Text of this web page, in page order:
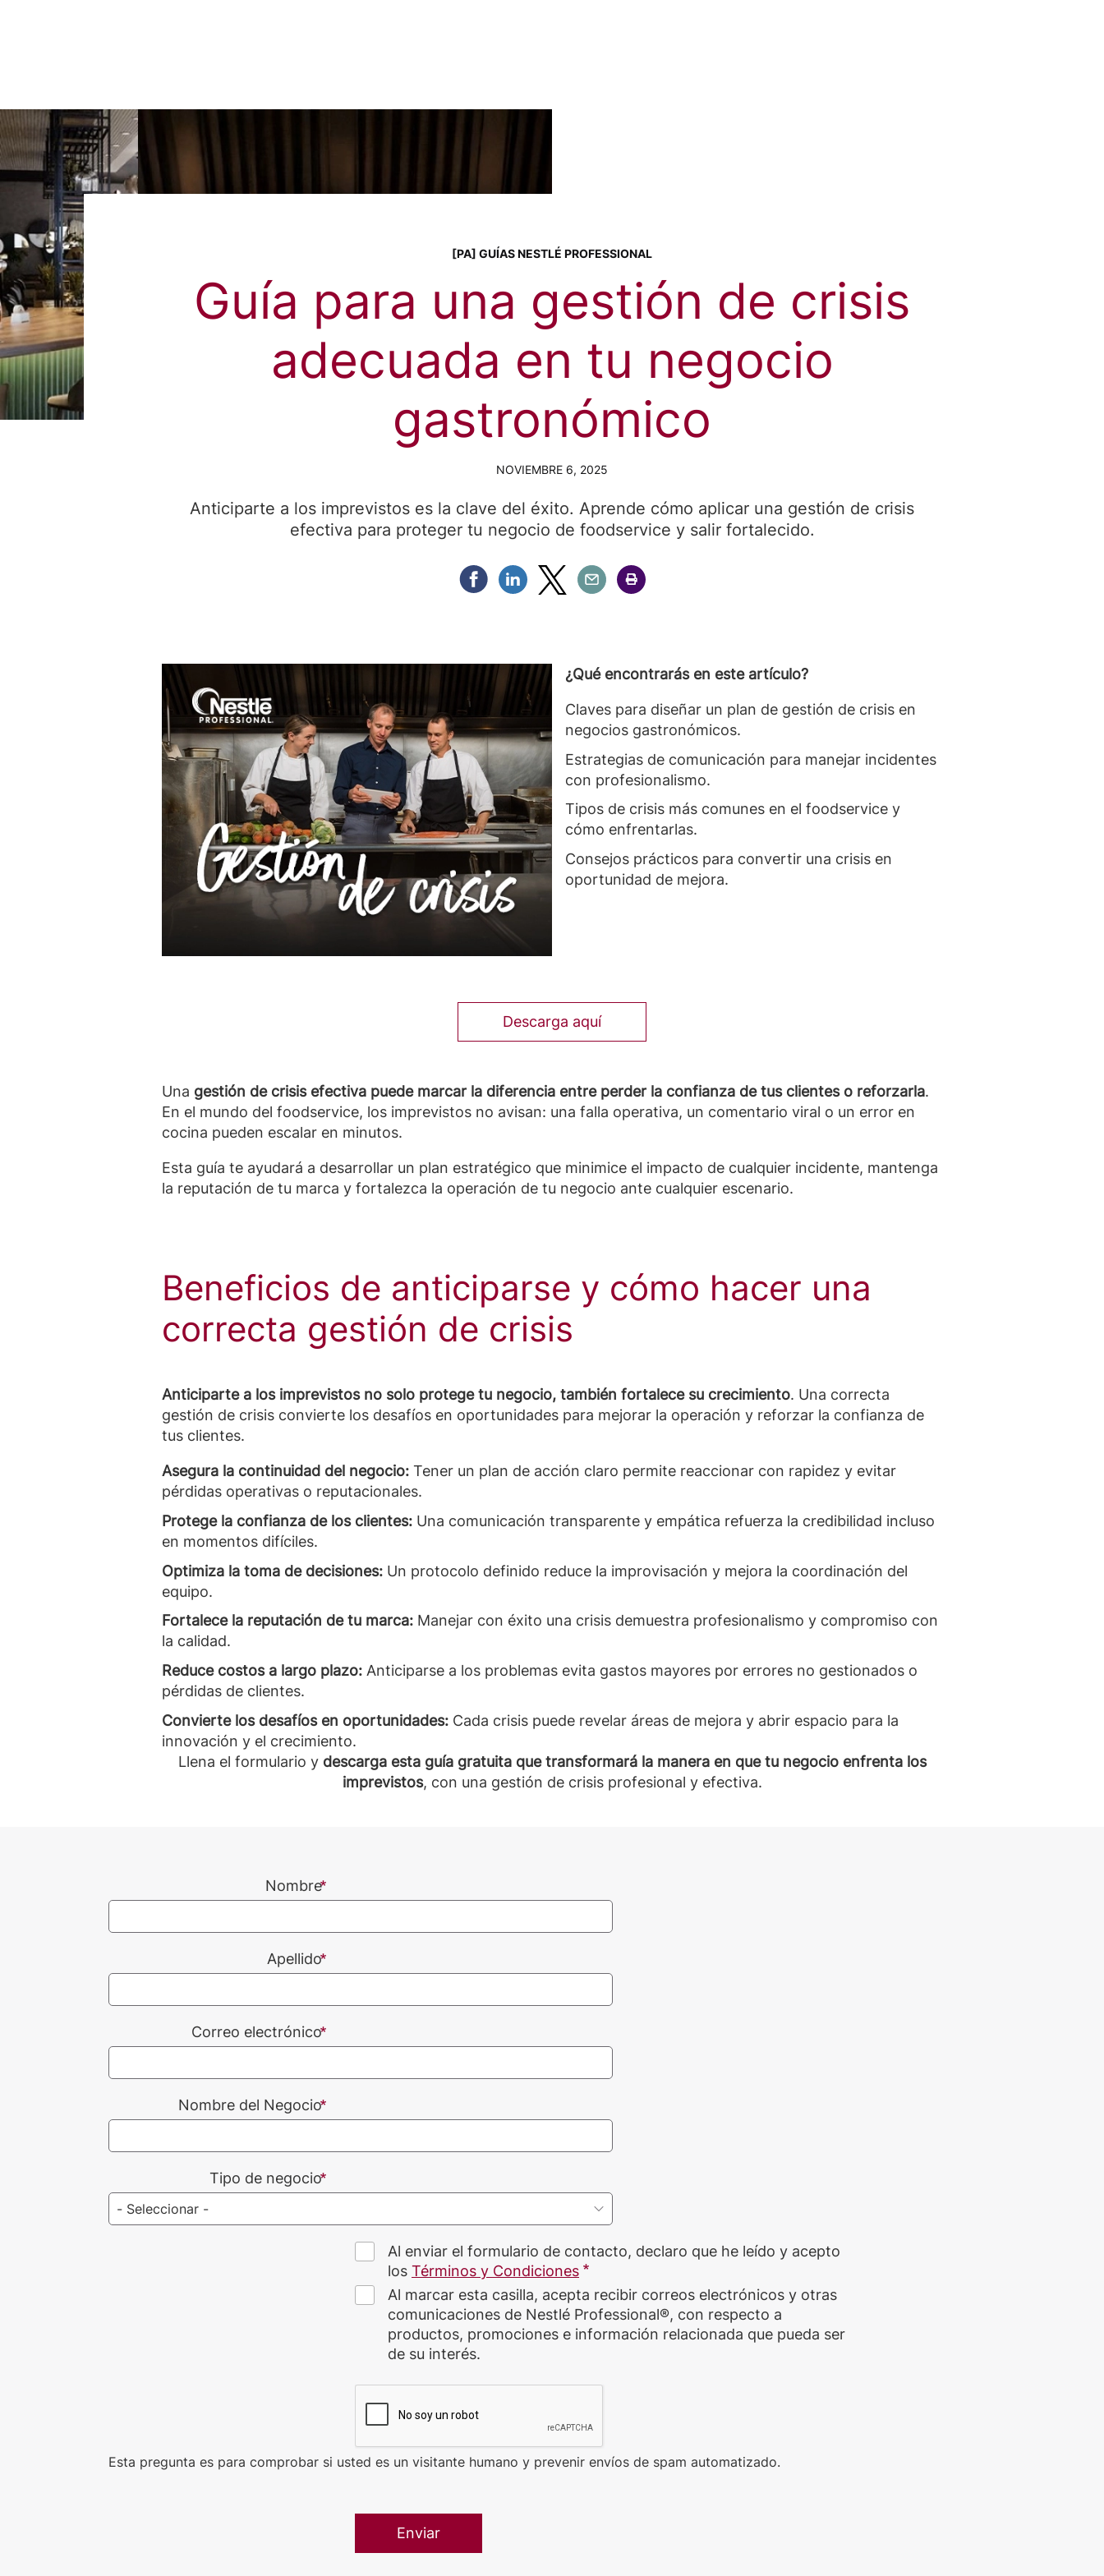
[PA] GUÍAS NESTLÉ PROFESSIONAL
Guía para una gestión de crisis
adecuada en tu negocio
gastronómico
NOVIEMBRE 6, 2025
Anticiparte a los imprevistos es la clave del éxito. Aprende cómo aplicar una gestión de crisis
efectiva para proteger tu negocio de foodservice y salir fortalecido.
Compartir Facebook
Compartir Linkedin
Compartir Twitter
Compartir Email
Compartir Imprimir
¿Qué encontrarás en este artículo?
Claves para diseñar un plan de gestión de crisis en
negocios gastronómicos.
Estrategias de comunicación para manejar incidentes
con profesionalismo.
Tipos de crisis más comunes en el foodservice y
cómo enfrentarlas.
Consejos prácticos para convertir una crisis en
oportunidad de mejora.
Descarga aquí
Una gestión de crisis efectiva puede marcar la diferencia entre perder la confianza de tus clientes o reforzarla.
En el mundo del foodservice, los imprevistos no avisan: una falla operativa, un comentario viral o un error en
cocina pueden escalar en minutos.
Esta guía te ayudará a desarrollar un plan estratégico que minimice el impacto de cualquier incidente, mantenga
la reputación de tu marca y fortalezca la operación de tu negocio ante cualquier escenario.
Beneficios de anticiparse y cómo hacer una
correcta gestión de crisis
Anticiparte a los imprevistos no solo protege tu negocio, también fortalece su crecimiento. Una correcta
gestión de crisis convierte los desafíos en oportunidades para mejorar la operación y reforzar la confianza de
tus clientes.
Asegura la continuidad del negocio: Tener un plan de acción claro permite reaccionar con rapidez y evitar
pérdidas operativas o reputacionales.
Protege la confianza de los clientes: Una comunicación transparente y empática refuerza la credibilidad incluso
en momentos difíciles.
Optimiza la toma de decisiones: Un protocolo definido reduce la improvisación y mejora la coordinación del
equipo.
Fortalece la reputación de tu marca: Manejar con éxito una crisis demuestra profesionalismo y compromiso con
la calidad.
Reduce costos a largo plazo: Anticiparse a los problemas evita gastos mayores por errores no gestionados o
pérdidas de clientes.
Convierte los desafíos en oportunidades: Cada crisis puede revelar áreas de mejora y abrir espacio para la
innovación y el crecimiento.
Llena el formulario y descarga esta guía gratuita que transformará la manera en que tu negocio enfrenta los
imprevistos, con una gestión de crisis profesional y efectiva.
Nombre
Apellido
Correo electrónico
Nombre del Negocio
Tipo de negocio
Al enviar el formulario de contacto, declaro que he leído y acepto
los Términos y Condiciones
Al marcar esta casilla, acepta recibir correos electrónicos y otras
comunicaciones de Nestlé Professional®, con respecto a
productos, promociones e información relacionada que pueda ser
de su interés.
Esta pregunta es para comprobar si usted es un visitante humano y prevenir envíos de spam automatizado.